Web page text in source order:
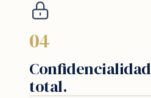
04
Confidencialidad
total.